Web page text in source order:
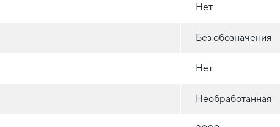
Нет
Без обозначения
Нет
Необработанная